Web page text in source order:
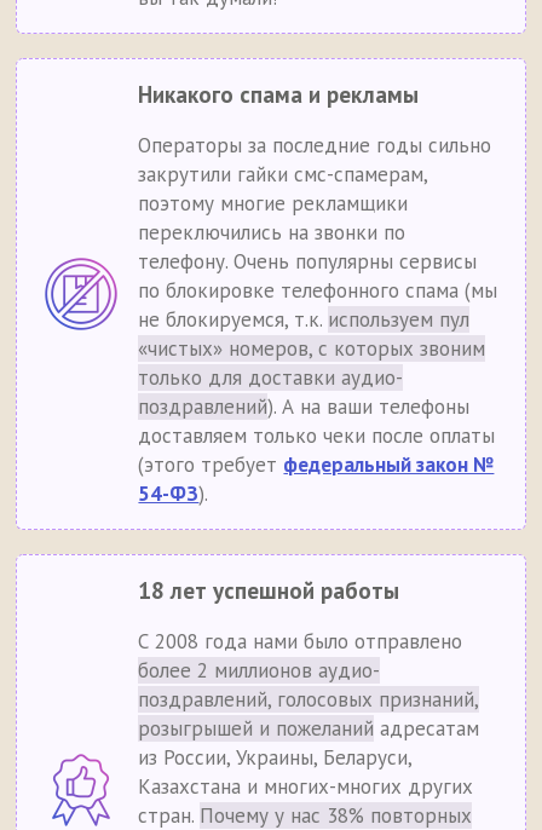
Никакого спама и рекламы
Операторы за последние годы сильно
закрутили гайки смс-спамерам,
поэтому многие рекламщики
переключились на звонки по
телефону. Очень популярны сервисы
по блокировке телефонного спама (мы
не блокируемся, т.к. используем пул
«чистых» номеров, с которых звоним
только для доставки аудио-
поздравлений). А на ваши телефоны
доставляем только чеки после оплаты
(этого требует федеральный закон №
54-ФЗ).
18 лет успешной работы
С 2008 года нами было отправлено
более 2 миллионов аудио-
поздравлений, голосовых признаний,
розыгрышей и пожеланий адресатам
из России, Украины, Беларуси,
Казахстана и многих-многих других
стран. Почему у нас 38% повторных